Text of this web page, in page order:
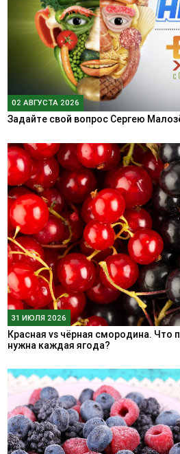
02 АВГУСТА 2026
Задайте свой вопрос Сергею
31 ИЮЛЯ 2026
Красная vs чёрная смородина. Что
нужна каждая ягода?